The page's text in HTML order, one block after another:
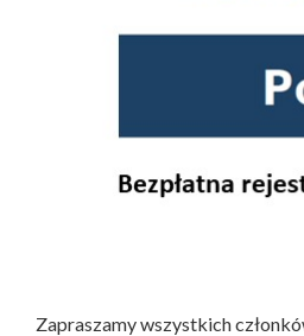
Zapraszamy wszystkich